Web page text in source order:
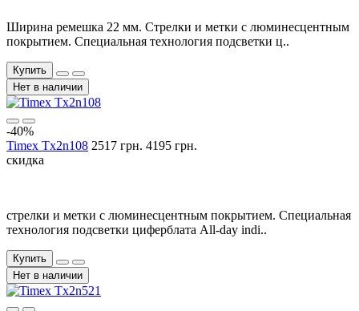
Ширина ремешка 22 мм. Cтрелки и метки с люминесцентным
покрытием. Специальная технология подсветки ц..
Купить
Нет в наличии
-40%
Timex Tx2n108 2517 грн. 4195 грн.
скидка
стрелки и метки с люминесцентным покрытием. Специальная
технология подсветки циферблата All-day indi..
Купить
Нет в наличии